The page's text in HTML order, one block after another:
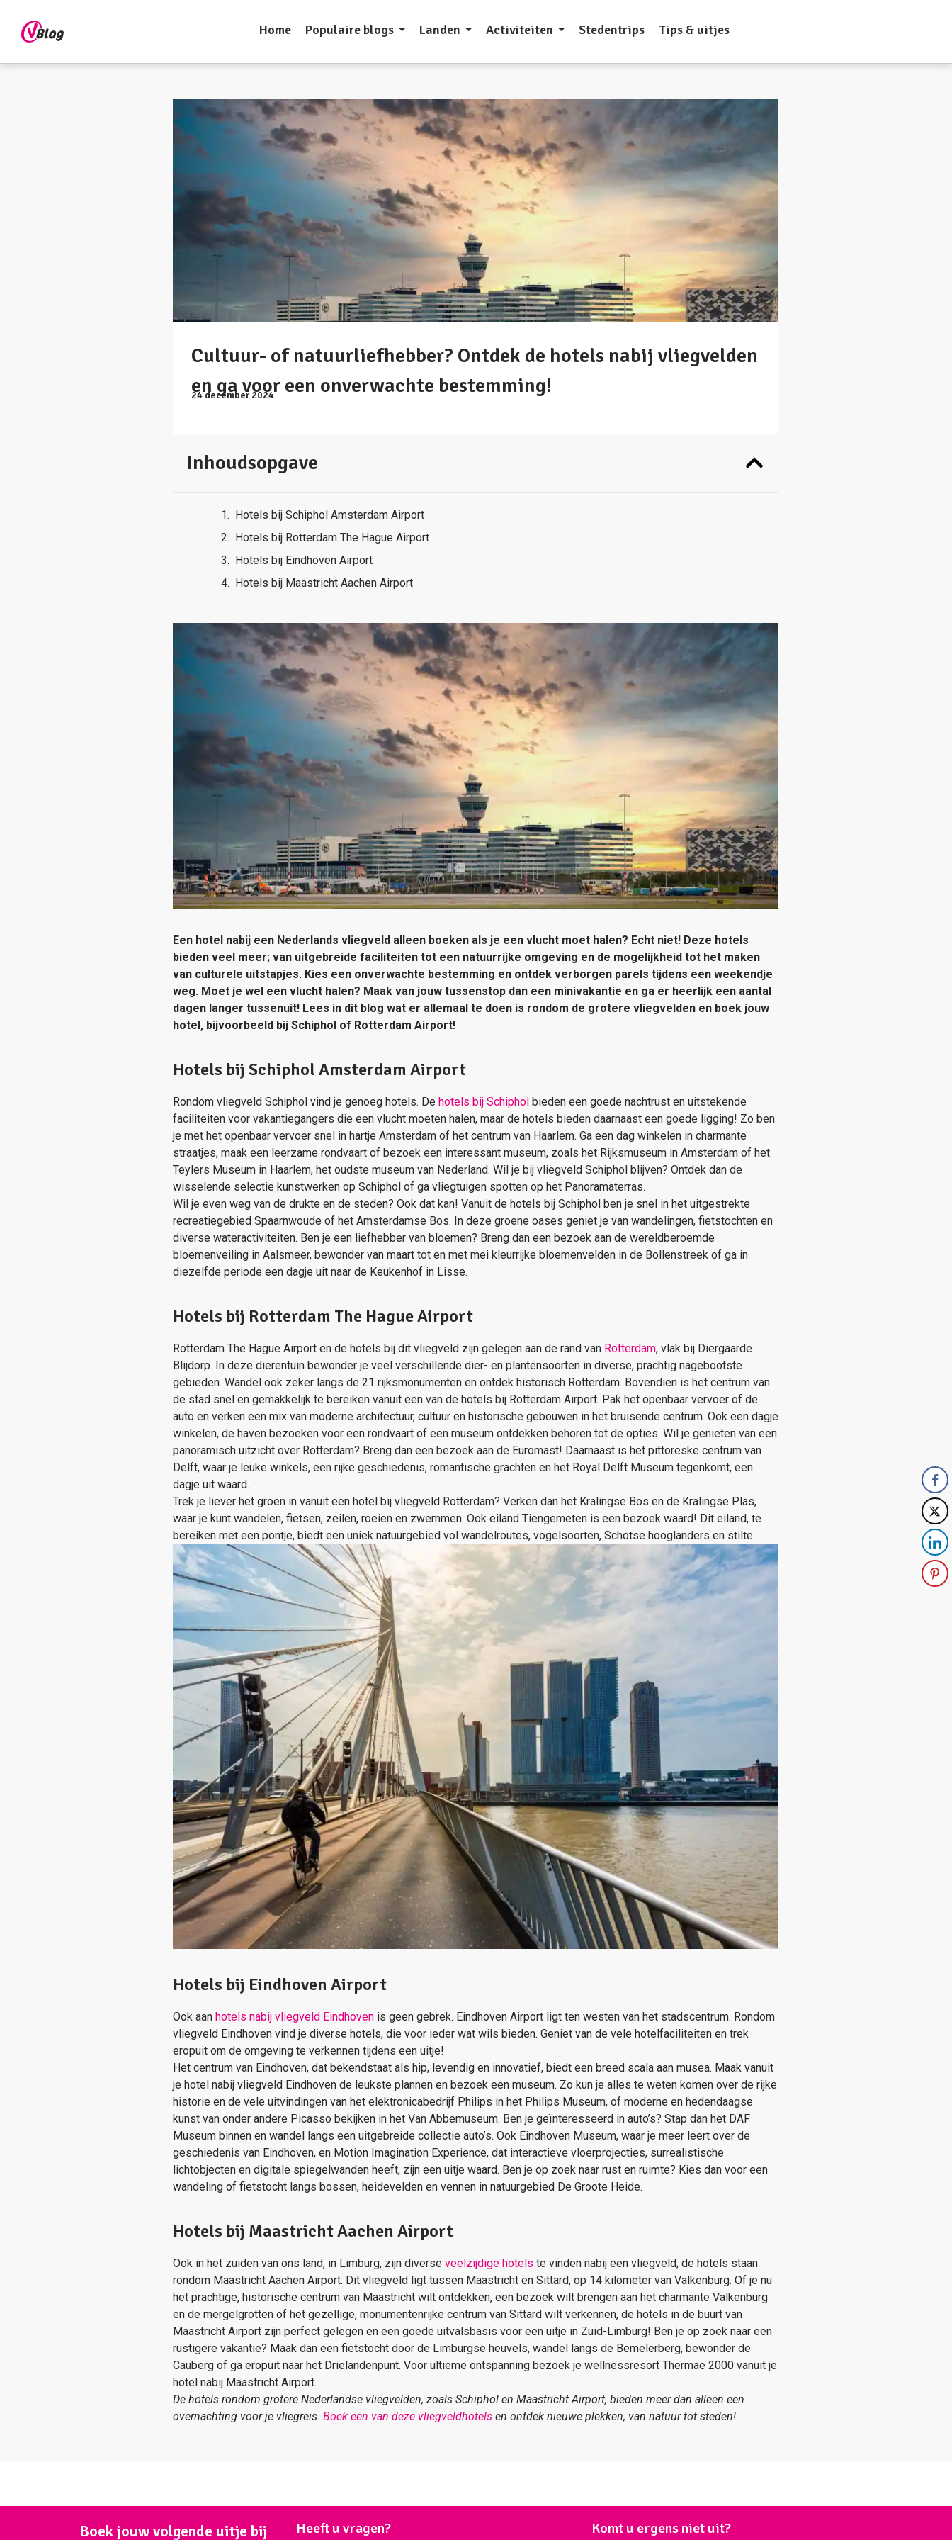
Home Populaire blogs Landen Activiteiten Stedentrips Tips & uitjes
Cultuur- of natuurliefhebber? Ontdek de hotels nabij vliegvelden
en ga voor een onverwachte bestemming!
24 december 2024
Inhoudsopgave
Hotels bij Schiphol Amsterdam Airport
Hotels bij Rotterdam The Hague Airport
Hotels bij Eindhoven Airport
Hotels bij Maastricht Aachen Airport
Een hotel nabij een Nederlands vliegveld alleen boeken als je een vlucht moet halen? Echt niet! Deze hotels
bieden veel meer; van uitgebreide faciliteiten tot een natuurrijke omgeving en de mogelijkheid tot het maken
van culturele uitstapjes. Kies een onverwachte bestemming en ontdek verborgen parels tijdens een weekendje
weg. Moet je wel een vlucht halen? Maak van jouw tussenstop dan een minivakantie en ga er heerlijk een aantal
dagen langer tussenuit! Lees in dit blog wat er allemaal te doen is rondom de grotere vliegvelden en boek jouw
hotel, bijvoorbeeld bij Schiphol of Rotterdam Airport!
Hotels bij Schiphol Amsterdam Airport
Rondom vliegveld Schiphol vind je genoeg hotels. De hotels bij Schiphol bieden een goede nachtrust en uitstekende
faciliteiten voor vakantiegangers die een vlucht moeten halen, maar de hotels bieden daarnaast een goede ligging! Zo ben
je met het openbaar vervoer snel in hartje Amsterdam of het centrum van Haarlem. Ga een dag winkelen in charmante
straatjes, maak een leerzame rondvaart of bezoek een interessant museum, zoals het Rijksmuseum in Amsterdam of het
Teylers Museum in Haarlem, het oudste museum van Nederland. Wil je bij vliegveld Schiphol blijven? Ontdek dan de
wisselende selectie kunstwerken op Schiphol of ga vliegtuigen spotten op het Panoramaterras.
Wil je even weg van de drukte en de steden? Ook dat kan! Vanuit de hotels bij Schiphol ben je snel in het uitgestrekte
recreatiegebied Spaarnwoude of het Amsterdamse Bos. In deze groene oases geniet je van wandelingen, fietstochten en
diverse wateractiviteiten. Ben je een liefhebber van bloemen? Breng dan een bezoek aan de wereldberoemde
bloemenveiling in Aalsmeer, bewonder van maart tot en met mei kleurrijke bloemenvelden in de Bollenstreek of ga in
diezelfde periode een dagje uit naar de Keukenhof in Lisse.
Hotels bij Rotterdam The Hague Airport
Rotterdam The Hague Airport en de hotels bij dit vliegveld zijn gelegen aan de rand van Rotterdam, vlak bij Diergaarde
Blijdorp. In deze dierentuin bewonder je veel verschillende dier- en plantensoorten in diverse, prachtig nagebootste
gebieden. Wandel ook zeker langs de 21 rijksmonumenten en ontdek historisch Rotterdam. Bovendien is het centrum van
de stad snel en gemakkelijk te bereiken vanuit een van de hotels bij Rotterdam Airport. Pak het openbaar vervoer of de
auto en verken een mix van moderne architectuur, cultuur en historische gebouwen in het bruisende centrum. Ook een dagje
winkelen, de haven bezoeken voor een rondvaart of een museum ontdekken behoren tot de opties. Wil je genieten van een
panoramisch uitzicht over Rotterdam? Breng dan een bezoek aan de Euromast! Daarnaast is het pittoreske centrum van
Delft, waar je leuke winkels, een rijke geschiedenis, romantische grachten en het Royal Delft Museum tegenkomt, een
dagje uit waard.
Trek je liever het groen in vanuit een hotel bij vliegveld Rotterdam? Verken dan het Kralingse Bos en de Kralingse Plas,
waar je kunt wandelen, fietsen, zeilen, roeien en zwemmen. Ook eiland Tiengemeten is een bezoek waard! Dit eiland, te
bereiken met een pontje, biedt een uniek natuurgebied vol wandelroutes, vogelsoorten, Schotse hooglanders en stilte.
Hotels bij Eindhoven Airport
Ook aan hotels nabij vliegveld Eindhoven is geen gebrek. Eindhoven Airport ligt ten westen van het stadscentrum. Rondom
vliegveld Eindhoven vind je diverse hotels, die voor ieder wat wils bieden. Geniet van de vele hotelfaciliteiten en trek
eropuit om de omgeving te verkennen tijdens een uitje!
Het centrum van Eindhoven, dat bekendstaat als hip, levendig en innovatief, biedt een breed scala aan musea. Maak vanuit
je hotel nabij vliegveld Eindhoven de leukste plannen en bezoek een museum. Zo kun je alles te weten komen over de rijke
historie en de vele uitvindingen van het elektronicabedrijf Philips in het Philips Museum, of moderne en hedendaagse
kunst van onder andere Picasso bekijken in het Van Abbemuseum. Ben je geïnteresseerd in auto’s? Stap dan het DAF
Museum binnen en wandel langs een uitgebreide collectie auto’s. Ook Eindhoven Museum, waar je meer leert over de
geschiedenis van Eindhoven, en Motion Imagination Experience, dat interactieve vloerprojecties, surrealistische
lichtobjecten en digitale spiegelwanden heeft, zijn een uitje waard. Ben je op zoek naar rust en ruimte? Kies dan voor een
wandeling of fietstocht langs bossen, heidevelden en vennen in natuurgebied De Groote Heide.
Hotels bij Maastricht Aachen Airport
Ook in het zuiden van ons land, in Limburg, zijn diverse veelzijdige hotels te vinden nabij een vliegveld; de hotels staan
rondom Maastricht Aachen Airport. Dit vliegveld ligt tussen Maastricht en Sittard, op 14 kilometer van Valkenburg. Of je nu
het prachtige, historische centrum van Maastricht wilt ontdekken, een bezoek wilt brengen aan het charmante Valkenburg
en de mergelgrotten of het gezellige, monumentenrijke centrum van Sittard wilt verkennen, de hotels in de buurt van
Maastricht Airport zijn perfect gelegen en een goede uitvalsbasis voor een uitje in Zuid-Limburg! Ben je op zoek naar een
rustigere vakantie? Maak dan een fietstocht door de Limburgse heuvels, wandel langs de Bemelerberg, bewonder de
Cauberg of ga eropuit naar het Drielandenpunt. Voor ultieme ontspanning bezoek je wellnessresort Thermae 2000 vanuit je
hotel nabij Maastricht Airport.
De hotels rondom grotere Nederlandse vliegvelden, zoals Schiphol en Maastricht Airport, bieden meer dan alleen een
overnachting voor je vliegreis. Boek een van deze vliegveldhotels en ontdek nieuwe plekken, van natuur tot steden!
Boek jouw volgende uitje bij Heeft u vragen? Komt u ergens niet uit?